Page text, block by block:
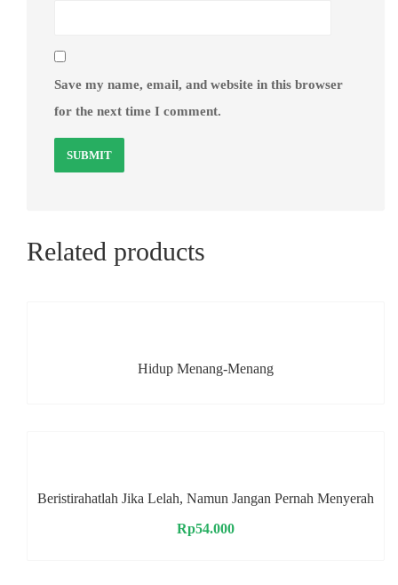
Save my name, email, and website in this browser
for the next time I comment.
Related products
Hidup Menang-Menang
Beristirahatlah Jika Lelah, Namun Jangan Pernah Menyerah
Rp54.000